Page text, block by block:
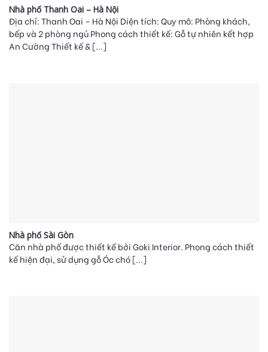
Nhà phố Thanh Oai – Hà Nội
Địa chỉ: Thanh Oai – Hà Nội Diện tích: Quy mô: Phòng khách,
bếp và 2 phòng ngủ Phong cách thiết kế: Gỗ tự nhiên kết hợp
An Cường Thiết kế & [...]
Nhà phố Sài Gòn
Căn nhà phố được thiết kế bởi Goki Interior. Phong cách thiết
kế hiện đại, sử dụng gỗ Óc chó [...]